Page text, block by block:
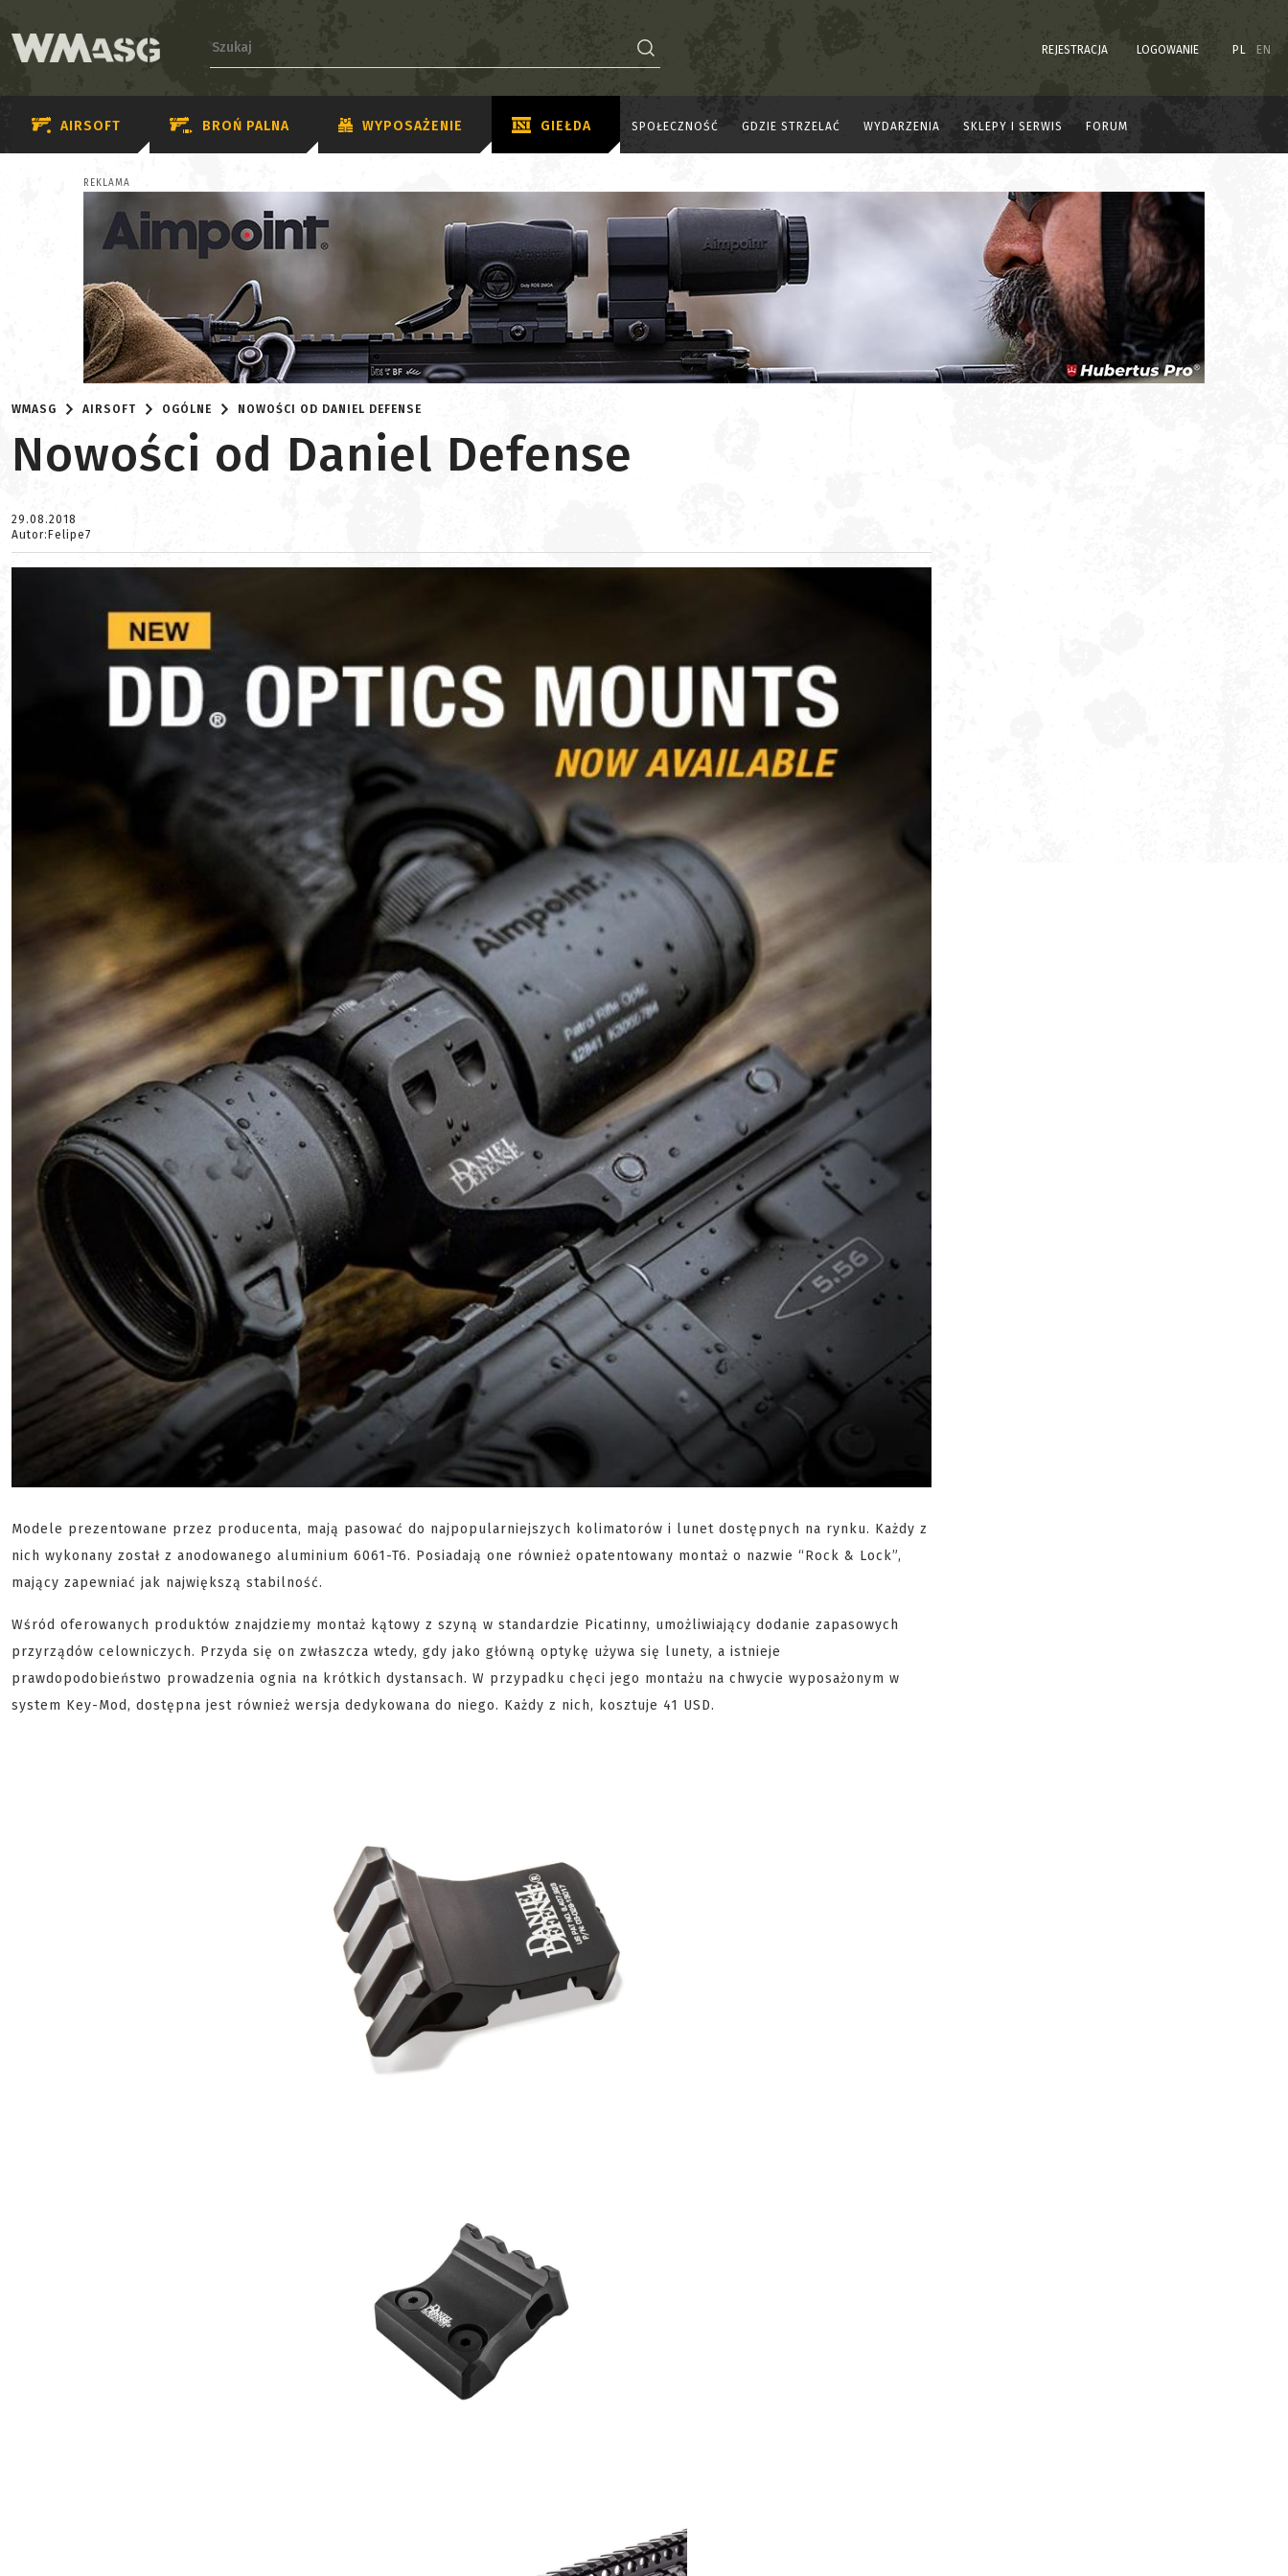
REJESTRACJA LOGOWANIE PL EN
AIRSOFT BROŃ PALNA WYPOSAŻENIE GIEŁDA SPOŁECZNOŚĆ GDZIE STRZELAĆ WYDARZENIA SKLEPY I SERWIS FORUM
REKLAMA
WMASG AIRSOFT OGÓLNE NOWOŚCI OD DANIEL DEFENSE
Nowości od Daniel Defense
29.08.2018
Autor:Felipe7
Modele prezentowane przez producenta, mają pasować do najpopularniejszych kolimatorów i lunet dostępnych na rynku. Każdy z
nich wykonany został z anodowanego aluminium 6061-T6. Posiadają one również opatentowany montaż o nazwie “Rock & Lock”,
mający zapewniać jak największą stabilność.
Wśród oferowanych produktów znajdziemy montaż kątowy z szyną w standardzie Picatinny, umożliwiający dodanie zapasowych
przyrządów celowniczych. Przyda się on zwłaszcza wtedy, gdy jako główną optykę używa się lunety, a istnieje
prawdopodobieństwo prowadzenia ognia na krótkich dystansach. W przypadku chęci jego montażu na chwycie wyposażonym w
system Key-Mod, dostępna jest również wersja dedykowana do niego. Każdy z nich, kosztuje 41 USD.